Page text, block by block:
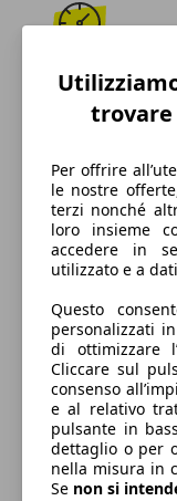
230 km/h
Velocità massima
Elettrica/Benzina
Carburante
32 g/km
Emissioni di
trovare
Per offrire
le nostre
terzi nonché
loro insieme
accedere in
utilizzato e a
Questo
personalizzati
di ottimizzare
Cliccare sul
consenso
e al relativo
pulsante in
dettaglio o per
nella misura in
Se non si